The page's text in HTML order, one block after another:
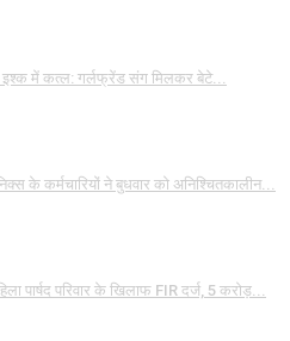
इश्क में कत्ल: गर्लफ्रेंड संग मिलकर बेटे...
के कर्मचारियों ने बुधवार को अनिश्चितकालीन...
पार्षद परिवार के खिलाफ FIR दर्ज, 5 करोड़...